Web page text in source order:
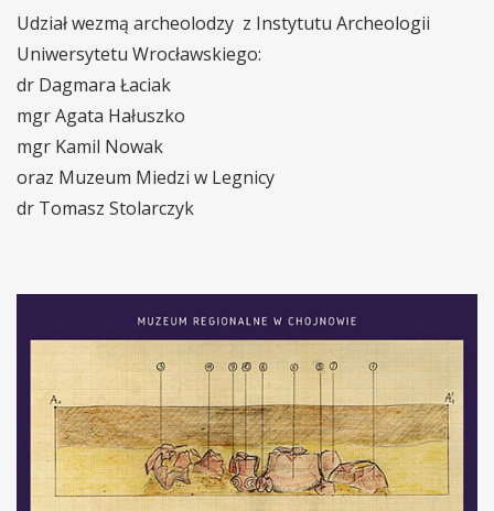
Udział wezmą archeolodzy z Instytutu Archeologii
Uniwersytetu Wrocławskiego:
dr Dagmara Łaciak
mgr Agata Hałuszko
mgr Kamil Nowak
oraz Muzeum Miedzi w Legnicy
dr Tomasz Stolarczyk